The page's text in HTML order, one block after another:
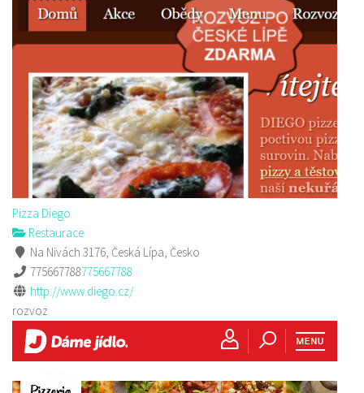
Pizza Diego
Restaurace
Na Nivách 3176, Česká Lípa, Česko
775667788775667788
http://www.diego.cz/
rozvoz